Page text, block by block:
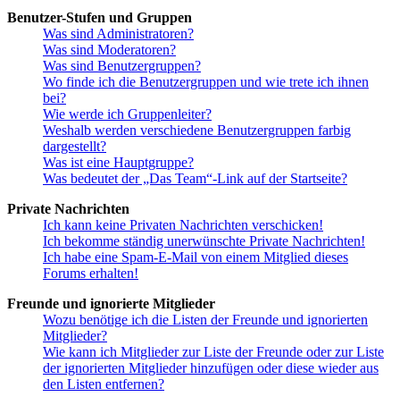
Benutzer-Stufen und Gruppen
Was sind Administratoren?
Was sind Moderatoren?
Was sind Benutzergruppen?
Wo finde ich die Benutzergruppen und wie trete ich ihnen
bei?
Wie werde ich Gruppenleiter?
Weshalb werden verschiedene Benutzergruppen farbig
dargestellt?
Was ist eine Hauptgruppe?
Was bedeutet der „Das Team“-Link auf der Startseite?
Private Nachrichten
Ich kann keine Privaten Nachrichten verschicken!
Ich bekomme ständig unerwünschte Private Nachrichten!
Ich habe eine Spam-E-Mail von einem Mitglied dieses
Forums erhalten!
Freunde und ignorierte Mitglieder
Wozu benötige ich die Listen der Freunde und ignorierten
Mitglieder?
Wie kann ich Mitglieder zur Liste der Freunde oder zur Liste
der ignorierten Mitglieder hinzufügen oder diese wieder aus
den Listen entfernen?